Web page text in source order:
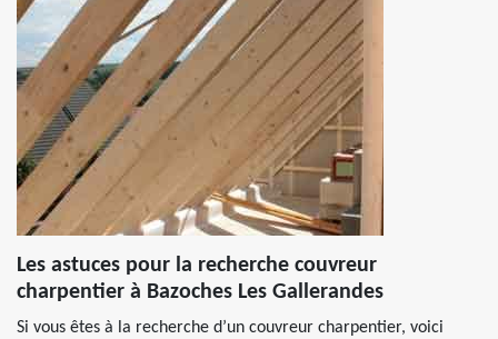
Les astuces pour la recherche couvreur
charpentier à Bazoches Les Gallerandes
Si vous êtes à la recherche d’un couvreur charpentier, voici